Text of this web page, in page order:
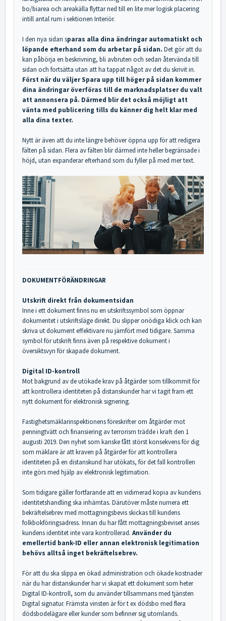
bo/biarea och areakälla flyttar ned till en lite mer logisk placering
intill antal rum i sektionen Interiör.
I den nya sidan sparas alla dina ändringar automatiskt och
löpande efterhand som du arbetar på sidan. Det gör att du
kan påbörja en beskrivning, bli avbruten och sedan återvända till
sidan och fortsätta utan att ha tappat något av det du skrivit in.
Först när du väljer Spara upp till höger på sidan kommer
dina ändringar överföras till de marknadsplatser du valt
att annonsera på. Därmed blir det också möjligt att
vänta med publicering tills du känner dig helt klar med
alla dina texter.
Nytt är även att du inte längre behöver öppna upp för att redigera
fälten på sidan. Flera av fälten blir därmed inte heller begränsade i
höjd, utan expanderar efterhand som du fyller på med mer text.
DOKUMENTFÖRÄNDRINGAR
Utskrift direkt från dokumentsidan
Inne i ett dokument finns nu en utskriftssymbol som öppnar
dokumentet i utskriftsläge direkt. Du slipper onödiga klick och kan
skriva ut dokument effektivare nu jämfört med tidigare. Samma
symbol för utskrift finns även på respektive dokument i
översiktsvyn för skapade dokument.
Digital ID-kontroll
Mot bakgrund av de utökade krav på åtgärder som tillkommit för
att kontrollera identiteten på distanskunder har vi tagit fram ett
nytt dokument för elektronisk signering.
Fastighetsmäklarinspektionens föreskrifter om åtgärder mot
penningtvätt och finansiering av terrorism trädde i kraft den 1
augusti 2019. Den nyhet som kanske fått störst konsekvens för dig
som mäklare är att kraven på åtgärder för att kontrollera
identiteten på en distanskund har utökats, för det fall kontrollen
inte görs med hjälp av elektronisk legitimation.
Som tidigare gäller fortfarande att en vidimerad kopia av kundens
identitetshandling ska inhämtas. Därutöver måste numera ett
bekräftelsebrev med mottagningsbevis skickas till kundens
folkbokföringsadress. Innan du har fått mottagningsbeviset anses
kundens identitet inte vara kontrollerad. Använder du
emellertid bank-ID eller annan elektronisk legitimation
behövs alltså inget bekräftelsebrev.
För att du ska slippa en ökad administration och ökade kostnader
när du har distanskunder har vi skapat ett dokument som heter
Digital ID-kontroll, som du använder tillsammans med tjänsten
Digital signatur. Främsta vinsten är för t ex dödsbo med flera
dödsbodelägare eller kunder som befinner sig utomlands.